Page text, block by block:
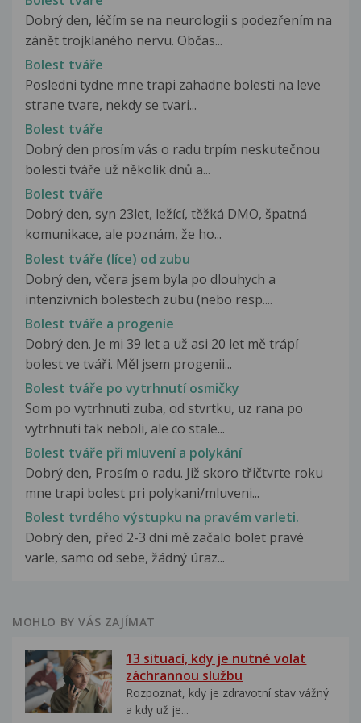
Dobrý den, léčím se na neurologii s podezřením na
zánět trojklaného nervu. Občas...
Bolest tváře
Posledni tydne mne trapi zahadne bolesti na leve
strane tvare, nekdy se tvari...
Bolest tváře
Dobrý den prosím vás o radu trpím neskutečnou
bolesti tváře už několik dnů a...
Bolest tváře
Dobrý den, syn 23let, ležící, těžká DMO, špatná
komunikace, ale poznám, že ho...
Bolest tváře (líce) od zubu
Dobrý den, včera jsem byla po dlouhych a
intenzivnich bolestech zubu (nebo resp....
Bolest tváře a progenie
Dobrý den. Je mi 39 let a už asi 20 let mě trápí
bolest ve tváři. Měl jsem progenii...
Bolest tváře po vytrhnutí osmičky
Som po vytrhnuti zuba, od stvrtku, uz rana po
vytrhnuti tak neboli, ale co stale...
Bolest tváře při mluvení a polykání
Dobrý den, Prosím o radu. Již skoro třičtvrte roku
mne trapi bolest pri polykani/mluveni...
Bolest tvrdého výstupku na pravém varleti.
Dobrý den, před 2-3 dni mě začalo bolet pravé
varle, samo od sebe, žádný úraz...
MOHLO BY VÁS ZAJÍMAT
13 situací, kdy je nutné volat
záchrannou službu
Rozpoznat, kdy je zdravotní stav vážný
a kdy už je...